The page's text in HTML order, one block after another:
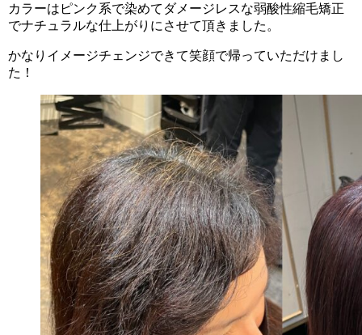
カラーはピンク系で染めてダメージレスな弱酸性縮毛矯正
でナチュラルな仕上がりにさせて頂きました。
かなりイメージチェンジできて笑顔で帰っていただけまし
た！